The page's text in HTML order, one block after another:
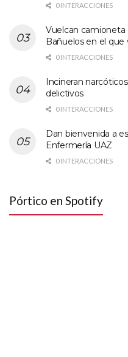
0 INTERACCIONES
Vuelcan camioneta
Bañuelos en el que
0 INTERACCIONES
Incineran
delictivos
0 INTERACCIONES
Dan bienvenida a
Enfermería UAZ
0 INTERACCIONES
Pórtico en Spotify